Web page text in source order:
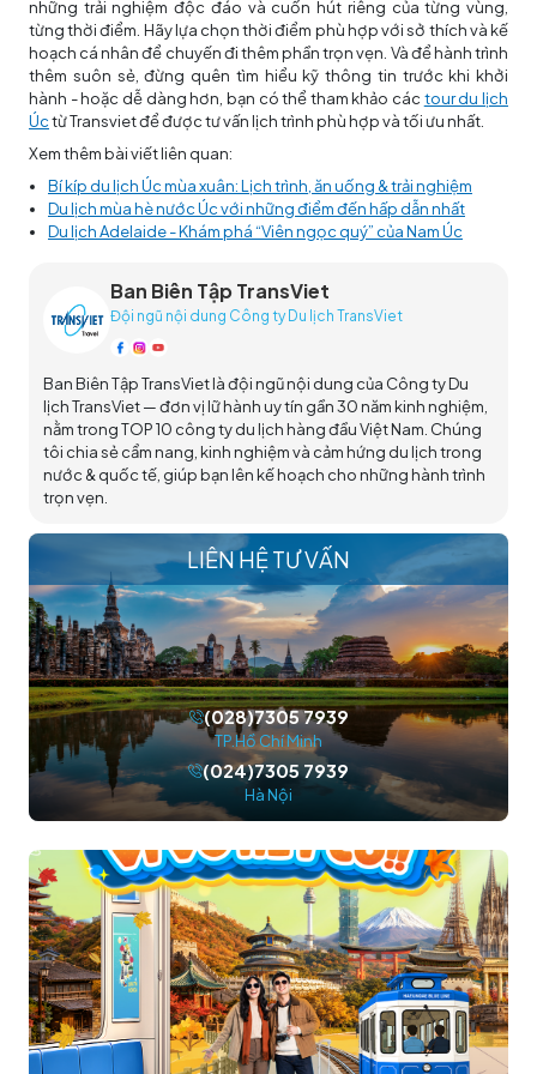
những trải nghiệm độc đáo và cuốn hút riêng của từng vùng,
từng thời điểm. Hãy lựa chọn thời điểm phù hợp với sở thích và kế
hoạch cá nhân để chuyến đi thêm phần trọn vẹn. Và để hành trình
thêm suôn sẻ, đừng quên tìm hiểu kỹ thông tin trước khi khởi
hành - hoặc dễ dàng hơn, bạn có thể tham khảo các tour du lịch
Úctừ Transviet để được tư vấn lịch trình phù hợp và tối ưu nhất.
Xem thêm bài viết liên quan:
Bí kíp du lịch Úc mùa xuân: Lịch trình, ăn uống & trải nghiệm
Du lịch mùa hè nước Úc với những điểm đến hấp dẫn nhất
Du lịch Adelaide - Khám phá “Viên ngọc quý” của Nam Úc
Ban Biên Tập TransViet
Đội ngũ nội dung Công ty Du lịch TransViet
Ban Biên Tập TransViet là đội ngũ nội dung của Công ty Du
lịch TransViet — đơn vị lữ hành uy tín gần 30 năm kinh nghiệm,
nằm trong TOP 10 công ty du lịch hàng đầu Việt Nam. Chúng
tôi chia sẻ cẩm nang, kinh nghiệm và cảm hứng du lịch trong
nước & quốc tế, giúp bạn lên kế hoạch cho những hành trình
trọn vẹn.
LIÊN HỆ TƯ VẤN
(028)7305 7939
TP.Hồ Chí Minh
(024)7305 7939
Hà Nội